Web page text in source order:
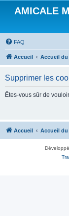
AMICALE
FAQ
Accueil Accueil
Supprimer les
Êtes-vous sûr de
Accueil Accueil